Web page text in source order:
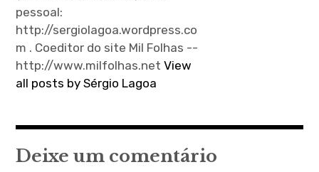
pessoal:
http://sergiolagoa.wordpress.co
m . Coeditor do site Mil Folhas --
http://www.milfolhas.netView
all posts by Sérgio Lagoa
Deixe um comentário